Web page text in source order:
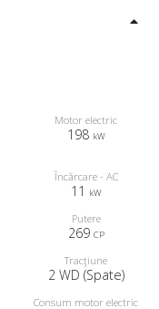
Motor electric
198 kW
Încărcare - AC
11 kW
Putere
269 CP
Tracţiune
2 WD (Spate)
Consum motor electric